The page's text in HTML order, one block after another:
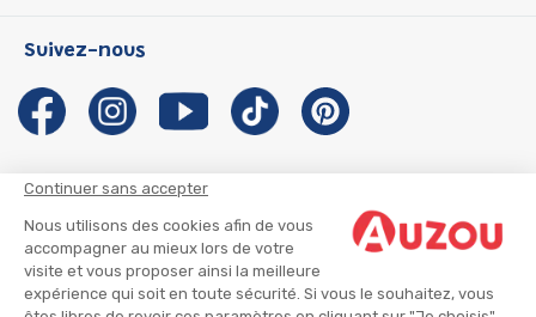
Continuer sans accepter
Nous utilisons des cookies afin de vous
accompagner au mieux lors de votre
visite et vous proposer ainsi la meilleure
expérience qui soit en toute sécurité. Si vous le souhaitez, vous
Les Influenceuses
Migali
Petite Taupe
Notre histoire
Auzou s'engage
Auteurs et illustrateurs Auzou
Suivre mon colis
Infos consommateur
Suivez-nous
CGU
CGV